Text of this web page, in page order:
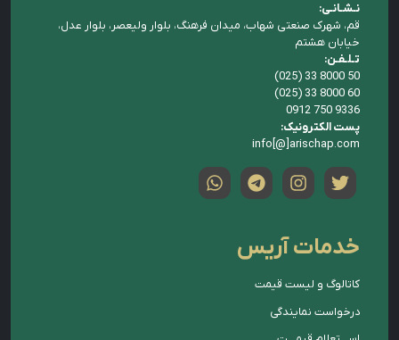
نـشـانـی:
قم، شهرک صنعتی شهاب، میدان فرهنگ، بلوار ولیعصر، بلوار عدل،
خیابان هشتم
تـلـفـن:
(025) 33 8000 50
(025) 33 8000 60
0912 750 9336
پست الکترونیک:
info[@]arischap.com
خدمات آریس
کاتالوگ و لیست قیمت
درخواست نمایندگی